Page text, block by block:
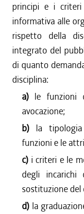
principi e i
informativa alle
rispetto della
integrato del
di quanto
disciplina:
a) le funzioni
avocazione;
b) la
funzioni e le
c) i criteri e le
degli incarichi
sostituzione del
d) la